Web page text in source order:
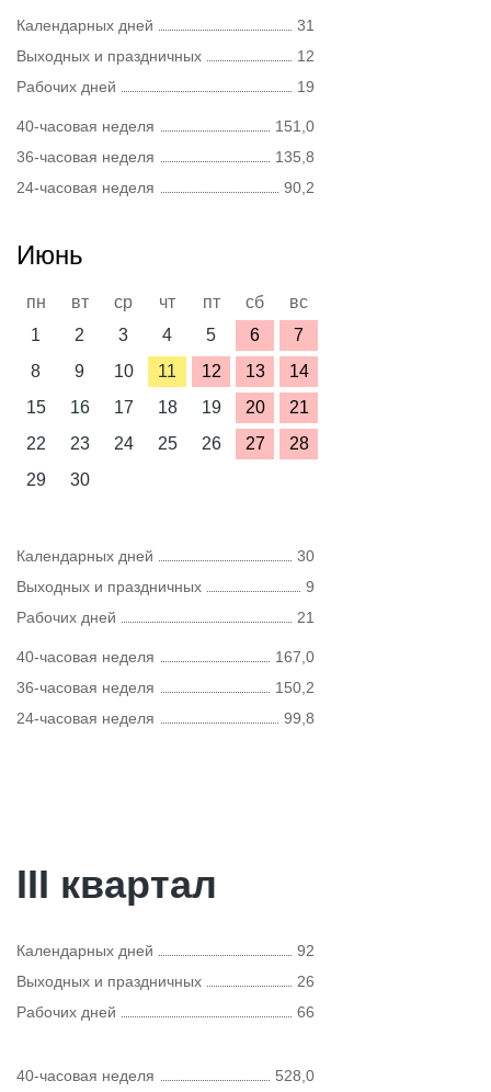
Календарных дней
31
Выходных и праздничных
12
Рабочих дней
19
40-часовая неделя
151,0
36-часовая неделя
135,8
24-часовая неделя
90,2
Июнь
пн вт ср чт пт сб
вс
1
2 3 4 5 6
7
8
9 10 11 12 13
14
15
16 17 18 19 20
21
22
23 24 25 26 27
28
29
30
Календарных дней
30
Выходных и праздничных
9
Рабочих дней
21
40-часовая неделя
167,0
36-часовая неделя
150,2
24-часовая неделя
99,8
III квартал
Календарных дней
92
Выходных и праздничных
26
Рабочих дней
66
40-часовая неделя 528,0